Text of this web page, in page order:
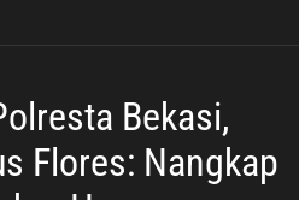
Bekasi,
Flores: Nangkap